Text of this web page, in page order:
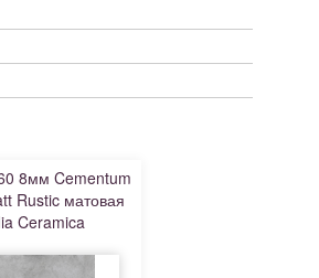
8мм Cementum
Rustic матовая
Ceramica